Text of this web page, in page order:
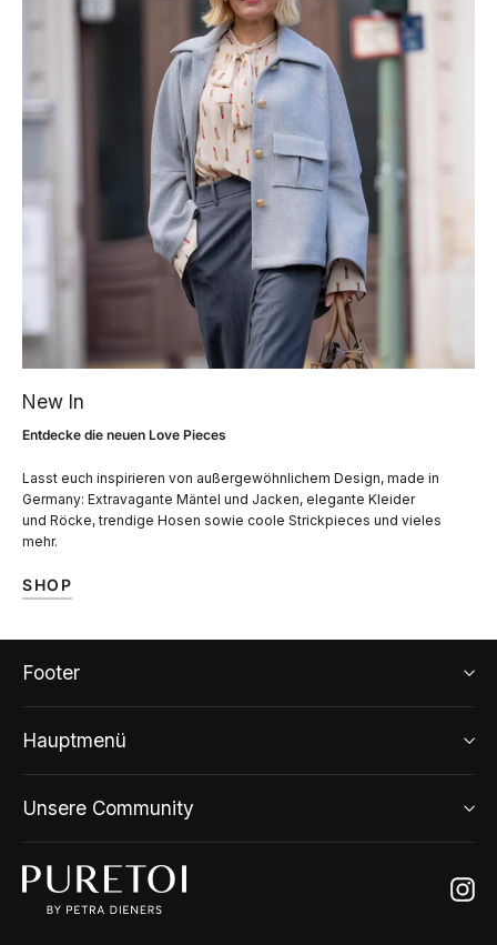
New In
Entdecke die neuen Love Pieces
Lasst euch inspirieren von außergewöhnlichem Design, made in
Germany: Extravagante Mäntel und Jacken, elegante Kleider
und Röcke, trendige Hosen sowie coole Strickpieces und vieles
mehr.
SHOP
Footer
Hauptmenü
Unsere Community